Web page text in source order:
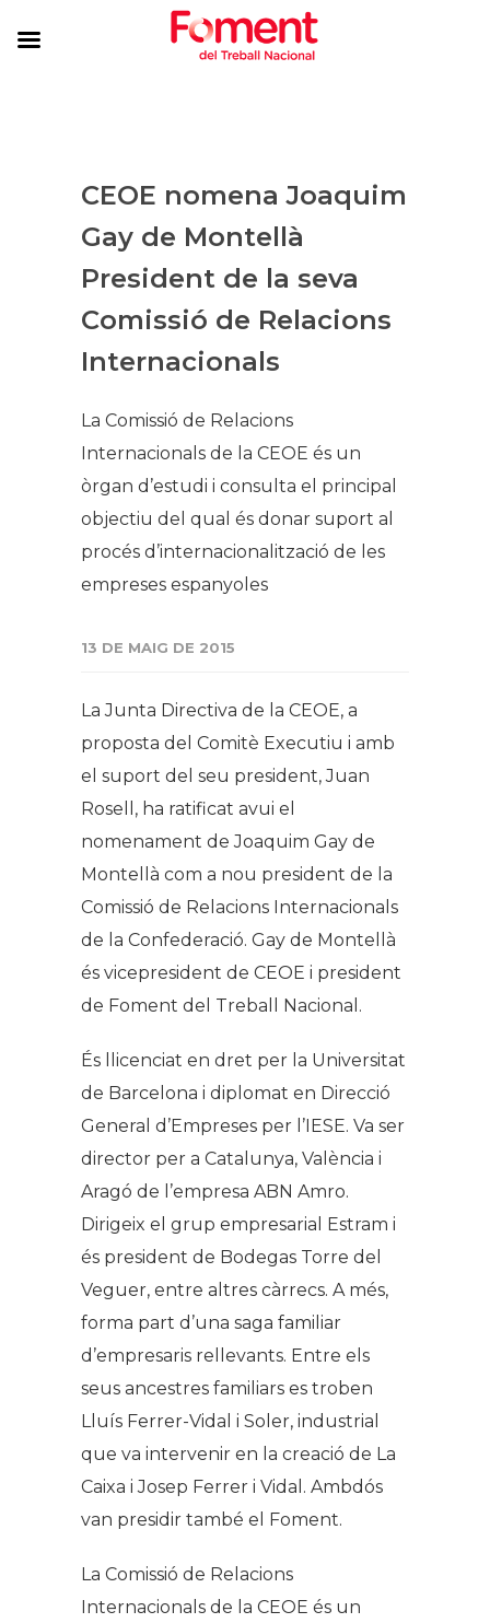
CEOE nomena Joaquim
Gay de Montellà
President de la seva
Comissió de Relacions
Internacionals
La Comissió de Relacions
Internacionals de la CEOE és un
òrgan d’estudi i consulta el principal
objectiu del qual és donar suport al
procés d’internacionalització de les
empreses espanyoles
13 DE MAIG DE 2015
La Junta Directiva de la CEOE, a
proposta del Comitè Executiu i amb
el suport del seu president, Juan
Rosell, ha ratificat avui el
nomenament de Joaquim Gay de
Montellà com a nou president de la
Comissió de Relacions Internacionals
de la Confederació. Gay de Montellà
és vicepresident de CEOE i president
de Foment del Treball Nacional.
És llicenciat en dret per la Universitat
de Barcelona i diplomat en Direcció
General d’Empreses per l’IESE. Va ser
director per a Catalunya, València i
Aragó de l’empresa ABN Amro.
Dirigeix el grup empresarial Estram i
és president de Bodegas Torre del
Veguer, entre altres càrrecs. A més,
forma part d’una saga familiar
d’empresaris rellevants. Entre els
seus ancestres familiars es troben
Lluís Ferrer-Vidal i Soler, industrial
que va intervenir en la creació de La
Caixa i Josep Ferrer i Vidal. Ambdós
van presidir també el Foment.
La Comissió de Relacions
Internacionals de la CEOE és un